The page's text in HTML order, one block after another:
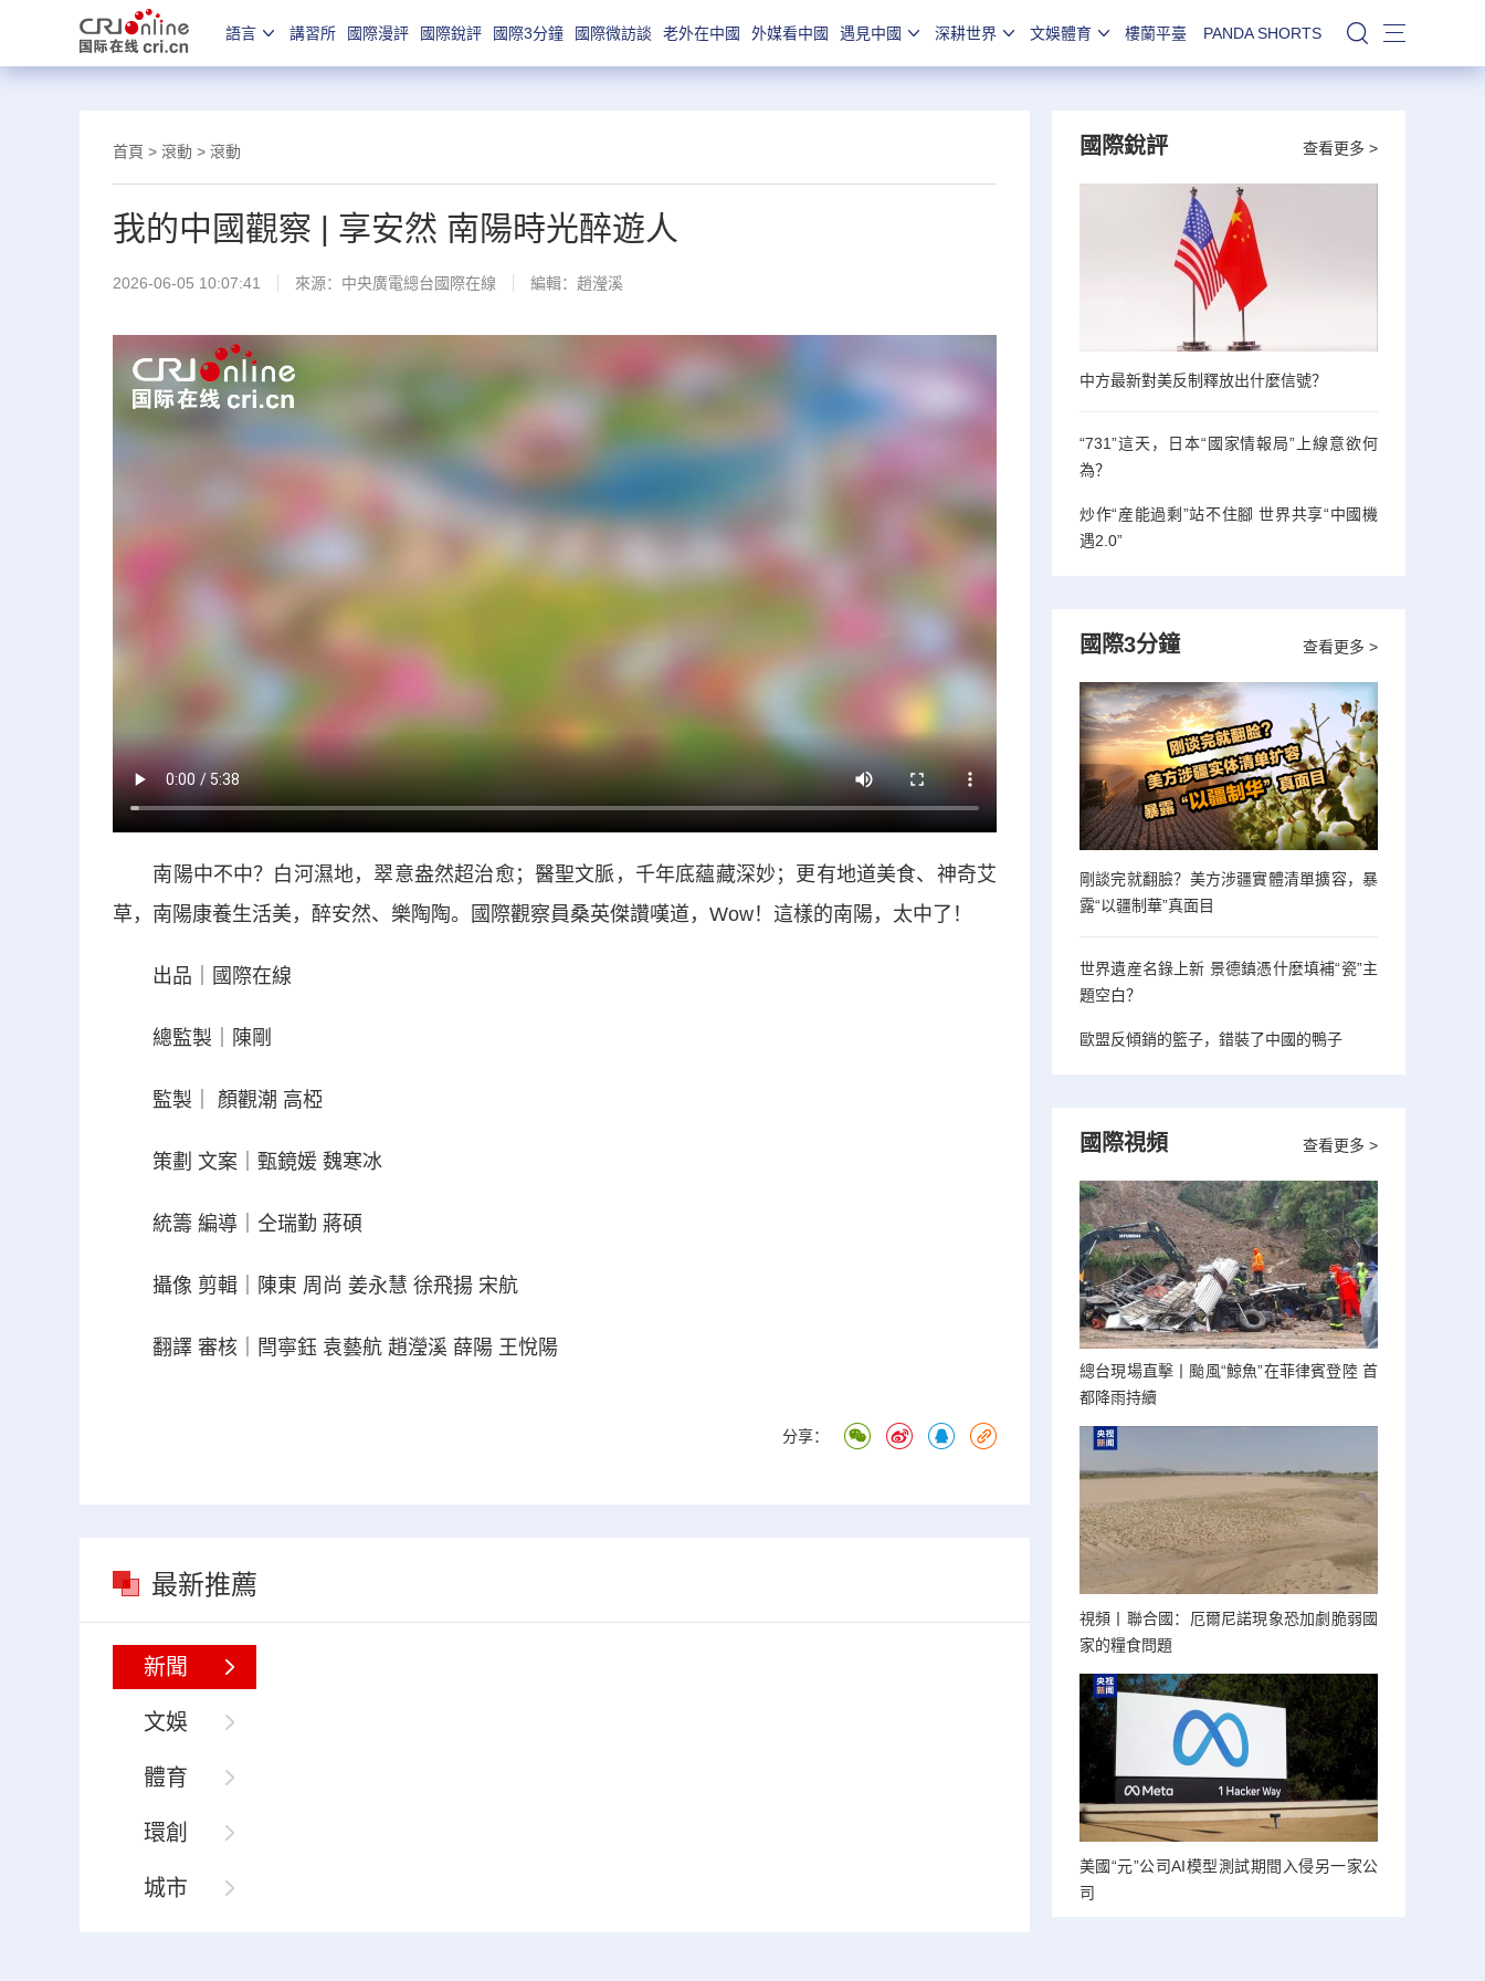
語言 講習所 國際漫評 國際銳評 國際3分鐘 國際微訪談 老外在中國 外媒看中國 遇見中國 深耕世界 文娛體育 樓蘭平臺 PANDA SHORTS 站內搜索
首頁 > 滾動 > 滾動
我的中國觀察 | 享安然 南陽時光醉遊人
2026-06-05 10:07:41 來源：中央廣電總台國際在線 編輯：趙瀅溪
南陽中不中？白河濕地，翠意盎然超治愈；醫聖文脈，千年底蘊藏深妙；更有地道美食、神奇艾
草，南陽康養生活美，醉安然、樂陶陶。國際觀察員桑英傑讚嘆道，Wow！這樣的南陽，太中了！
出品｜國際在線
總監製｜陳剛
監製｜ 顏觀潮 高椏
策劃 文案｜甄鏡媛 魏寒冰
統籌 編導｜仝瑞勤 蔣碩
攝像 剪輯｜陳東 周尚 姜永慧 徐飛揚 宋航
翻譯 審核｜閆寧鈺 袁藝航 趙瀅溪 薛陽 王悅陽
分享：
最新推薦
新聞
文娛
體育
環創
城市
查看更多 >
國際銳評
中方最新對美反制釋放出什麼信號？
“731”這天，日本“國家情報局”上線意欲何
為？
炒作“産能過剩”站不住腳 世界共享“中國機
遇2.0”
查看更多 >
國際3分鐘
剛談完就翻臉？美方涉疆實體清單擴容，暴
露“以疆制華”真面目
世界遺産名錄上新 景德鎮憑什麼填補“瓷”主
題空白？
歐盟反傾銷的籃子，錯裝了中國的鴨子
查看更多 >
國際視頻
總台現場直擊丨颱風“鯨魚”在菲律賓登陸 首
都降雨持續
視頻丨聯合國：厄爾尼諾現象恐加劇脆弱國
家的糧食問題
美國“元”公司AI模型測試期間入侵另一家公
司